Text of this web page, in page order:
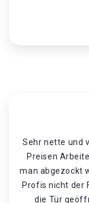
Sehr nette und
Preisen
man abgezockt
Profis nicht der
die Tür